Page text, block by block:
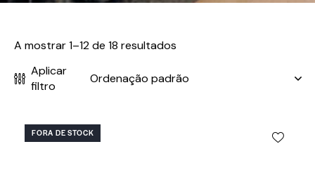
A mostrar 1–12 de 18 resultados
Aplicar
filtro
FORA DE STOCK